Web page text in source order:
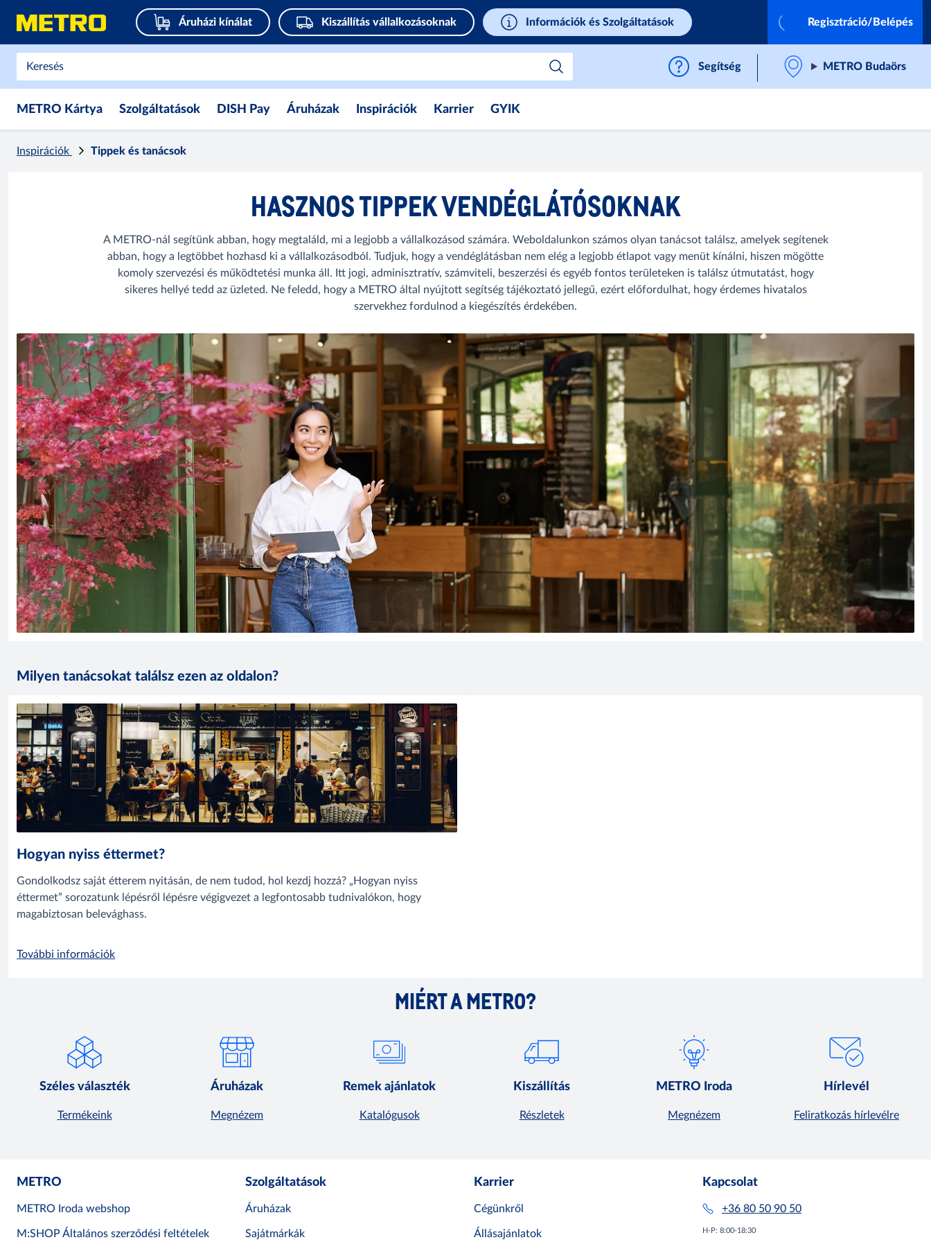
Áruházi kínálat Kiszállítás vállalkozásoknak Információk és Szolgáltatások Regisztráció/Belépés
Segítség METRO Budaörs
METRO Kártya Szolgáltatások DISH Pay Áruházak Inspirációk Karrier GYIK
Inspirációk Tippek és tanácsok
HASZNOS TIPPEK VENDÉGLÁTÓSOKNAK
A METRO-nál segítünk abban, hogy megtaláld, mi a legjobb a vállalkozásod számára. Weboldalunkon számos olyan tanácsot találsz, amelyek segítenek
abban, hogy a legtöbbet hozhasd ki a vállalkozásodból. Tudjuk, hogy a vendéglátásban nem elég a legjobb étlapot vagy menüt kínálni, hiszen mögötte
komoly szervezési és működtetési munka áll. Itt jogi, adminisztratív, számviteli, beszerzési és egyéb fontos területeken is találsz útmutatást, hogy
sikeres hellyé tedd az üzleted. Ne feledd, hogy a METRO által nyújtott segítség tájékoztató jellegű, ezért előfordulhat, hogy érdemes hivatalos
szervekhez fordulnod a kiegészítés érdekében.
Milyen tanácsokat találsz ezen az oldalon?
Hogyan nyiss éttermet?
Gondolkodsz saját étterem nyitásán, de nem tudod, hol kezdj hozzá? „Hogyan nyiss
éttermet” sorozatunk lépésről lépésre végigvezet a legfontosabb tudnivalókon, hogy
magabiztosan belevághass.
További információk
MIÉRT A METRO?
Széles választék
Termékeink
Áruházak
Megnézem
Remek ajánlatok
Katalógusok
Kiszállítás
Részletek
METRO Iroda
Megnézem
Hírlevél
Feliratkozás hírlevélre
METRO
METRO Iroda webshop
M:SHOP Általános szerződési feltételek
Szolgáltatások
Áruházak
Sajátmárkák
Karrier
Cégünkről
Állásajánlatok
Kapcsolat
+36 80 50 90 50
H-P: 8:00-18:30